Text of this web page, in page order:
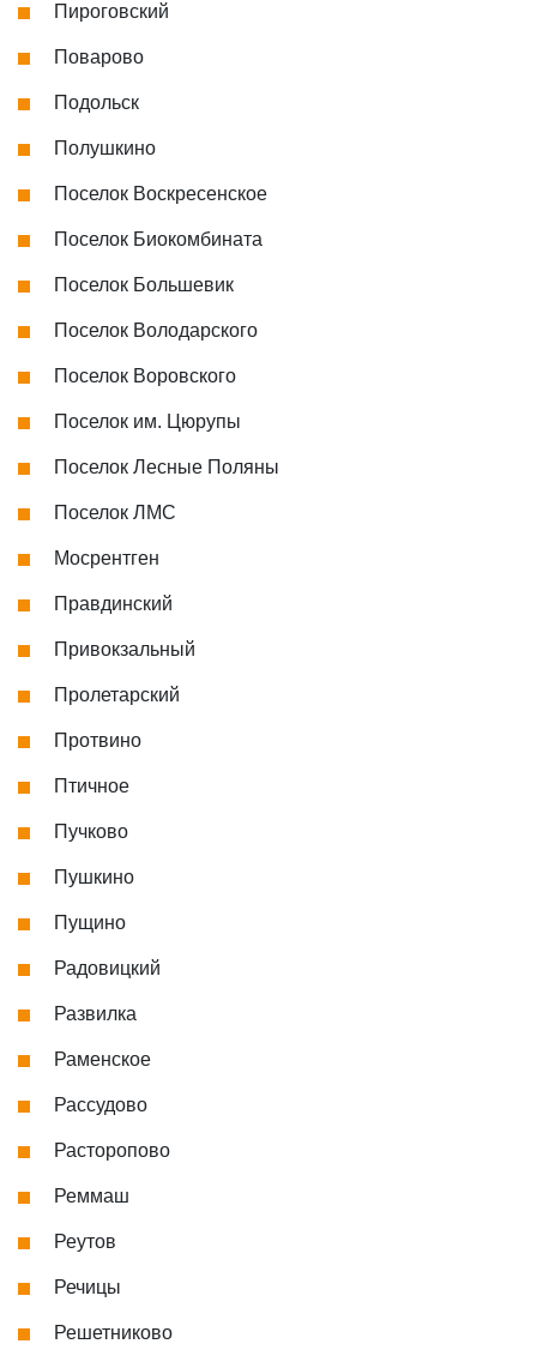
Пироговский
Поварово
Подольск
Полушкино
Поселок Воскресенское
Поселок Биокомбината
Поселок Большевик
Поселок Володарского
Поселок Воровского
Поселок им. Цюрупы
Поселок Лесные Поляны
Поселок ЛМС
Мосрентген
Правдинский
Привокзальный
Пролетарский
Протвино
Птичное
Пучково
Пушкино
Пущино
Радовицкий
Развилка
Раменское
Рассудово
Расторопово
Реммаш
Реутов
Речицы
Решетниково